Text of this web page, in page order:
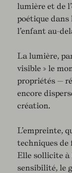
lumière et de
poétique dans
l’enfant au-
La lumière,
visible » le
propriétés —
encore
création.
L’empreinte,
techniques de
Elle sollicite
sensibilité, le